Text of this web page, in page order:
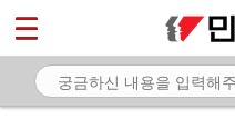
마이페이지
소개